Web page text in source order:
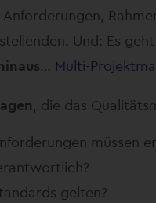
Anforderungen,
Und: Es geht
… Multi-
, die das
müssen
gelten?